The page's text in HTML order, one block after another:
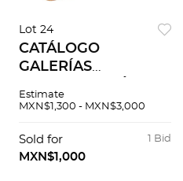
Lot 24
CATÁLOGO
GALERÍAS
MEDIADOS DEL
fotografías en
álbum.
Estimate
MXN$1,300 - MXN$3,000
1 Bid
Sold for
MXN$1,000